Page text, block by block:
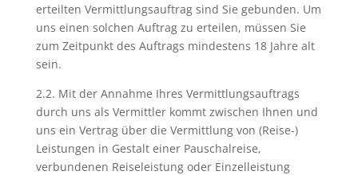
erteilten Vermittlungsauftrag sind Sie gebunden. Um
uns einen solchen Auftrag zu erteilen, müssen Sie
zum Zeitpunkt des Auftrags mindestens 18 Jahre alt
sein.
2.2. Mit der Annahme Ihres Vermittlungsauftrags
durch uns als Vermittler kommt zwischen Ihnen und
uns ein Vertrag über die Vermittlung von (Reise-)
Leistungen in Gestalt einer Pauschalreise,
verbundenen Reiseleistung oder Einzelleistung